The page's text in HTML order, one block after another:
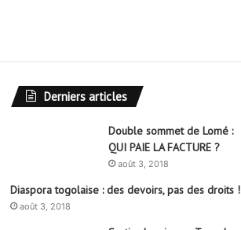
Derniers articles
Double sommet de Lomé :
QUI PAIE LA FACTURE ?
août 3, 2018
Diaspora togolaise : des devoirs, pas des droits !
août 3, 2018